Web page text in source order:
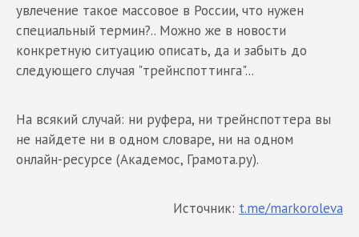
увлечение такое массовое в России, что нужен
специальный термин?.. Можно же в новости
конкретную ситуацию описать, да и забыть до
следующего случая "трейнспоттинга"...
На всякий случай: ни руфера, ни трейнспоттера вы
не найдете ни в одном словаре, ни на одном
онлайн-ресурсе (Академос, Грамота.ру).
Источник: t.me/markoroleva